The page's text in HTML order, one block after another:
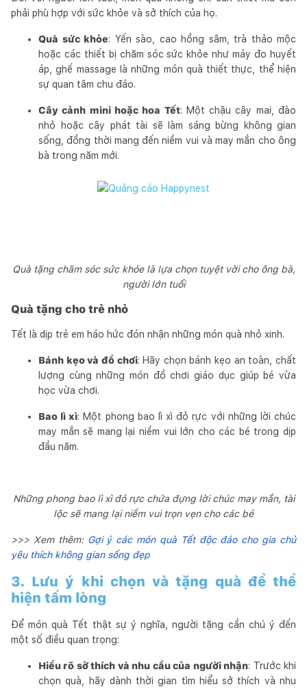
phải phù hợp với sức khỏe và sở thích của họ.
Quà sức khỏe: Yến sào, cao hồng sâm, trà thảo mộc
hoặc các thiết bị chăm sóc sức khỏe như máy đo huyết
áp, ghế massage là những món quà thiết thực, thể hiện
sự quan tâm chu đáo.
Cây cảnh mini hoặc hoa Tết: Một chậu cây mai, đào
nhỏ hoặc cây phát tài sẽ làm sáng bừng không gian
sống, đồng thời mang đến niềm vui và may mắn cho ông
bà trong năm mới.
Quà tặng chăm sóc sức khỏe là lựa chọn tuyệt vời cho ông bà,
người lớn tuổi
Quà tặng cho trẻ nhỏ
Tết là dịp trẻ em háo hức đón nhận những món quà nhỏ xinh.
Bánh kẹo và đồ chơi: Hãy chọn bánh kẹo an toàn, chất
lượng cùng những món đồ chơi giáo dục giúp bé vừa
học vừa chơi.
Bao lì xì: Một phong bao lì xì đỏ rực với những lời chúc
may mắn sẽ mang lại niềm vui lớn cho các bé trong dịp
đầu năm.
Những phong bao lì xì đỏ rực chứa đựng lời chúc may mắn, tài
lộc sẽ mang lại niềm vui trọn vẹn cho các bé
>>> Xem thêm: Gợi ý các món quà Tết độc đáo cho gia chủ
yêu thích không gian sống đẹp
3. Lưu ý khi chọn và tặng quà để thể
hiện tấm lòng
Để món quà Tết thật sự ý nghĩa, người tặng cần chú ý đến
một số điều quan trọng:
Hiểu rõ sở thích và nhu cầu của người nhận: Trước khi
chọn quà, hãy dành thời gian tìm hiểu sở thích và nhu